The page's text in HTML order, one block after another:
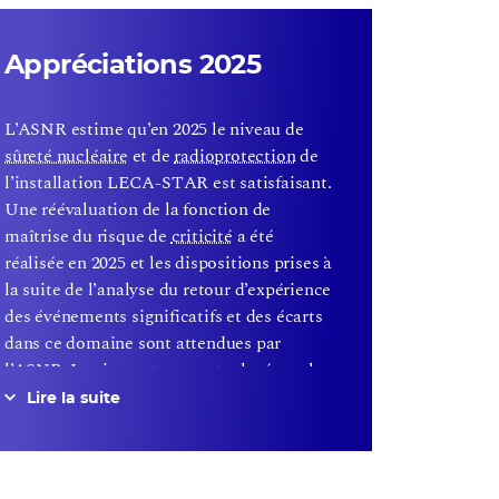
Appréciations 2025
L’ASNR estime qu’en 2025 le niveau de
sûreté nucléaire et deradioprotectionde
l’installation LECA-STAR est satisfaisant.
Une réévaluation de la fonction de
maîtrise du risque decriticité a été
réalisée en 2025 et les dispositions prises à
la suite de l’analyse du retour d’expérience
des événements significatifs et des écarts
dans ce domaine sont attendues par
l’ASNR. Les inspecteurs ont relevé que la
gestion de certains écarts identifiés lors
notamment en ce qui concerne l’analyse
Lire la suite